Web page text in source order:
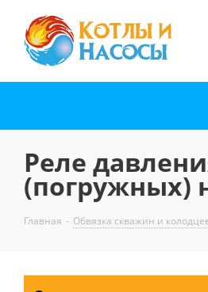
Реле
(погружных)
Главная - Обвязка скважин и